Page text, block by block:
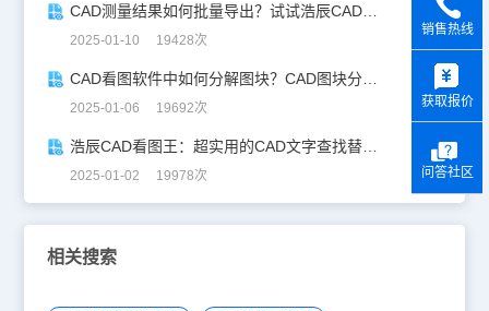
CAD测量结果如何批量导出？试试浩辰CAD看图王！
2025-01-10 19428次
CAD看图软件中如何分解图块？CAD图块分解详解！
2025-01-06 19692次
浩辰CAD看图王：超实用的CAD文字查找替换技巧分享！
2025-01-02 19978次
相关搜索
销售热线
获取报价
问答社区